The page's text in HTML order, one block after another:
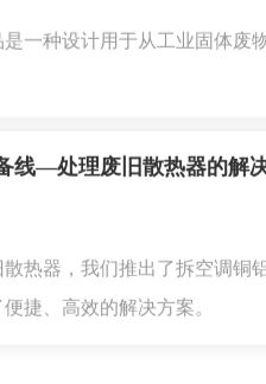
一种设计用于从工业固体废
线—处理废旧散热器的解
热器，我们推出了拆空调铜
捷、高效的解决方案。